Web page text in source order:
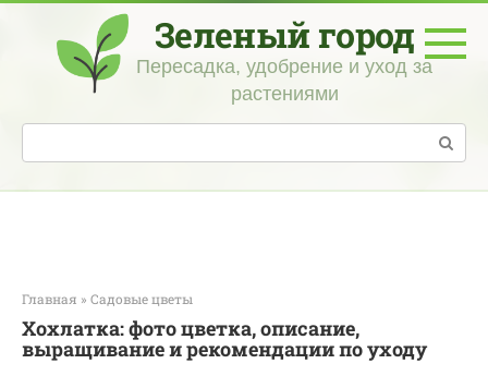
Перейти
контенту
Зеленый город
Пересадка, удобрение и уход за
растениями
Поиск:
Главная » Садовые цветы
Хохлатка: фото цветка, описание,
выращивание и рекомендации по уходу